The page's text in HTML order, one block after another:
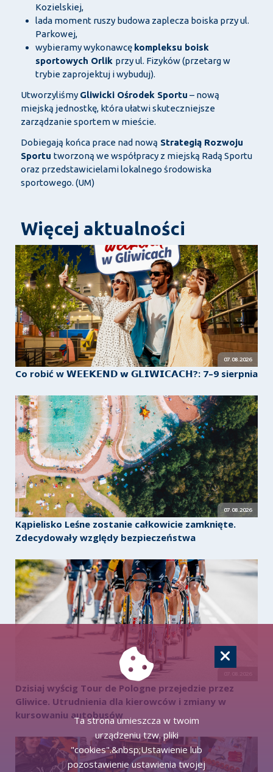
Kozielskiej,
lada moment ruszy budowa zaplecza boiska przy ul.
Parkowej,
wybieramy wykonawcę kompleksu boisk
sportowych Orlik przy ul. Fizyków (przetarg w
trybie zaprojektuj i wybuduj).
Utworzyliśmy Gliwicki Ośrodek Sportu – nową
miejską jednostkę, która ułatwi skuteczniejsze
zarządzanie sportem w mieście.
Dobiegają końca prace nad nową Strategią Rozwoju
Sportu tworzoną we współpracy z miejską Radą Sportu
oraz przedstawicielami lokalnego środowiska
sportowego. (UM)
Więcej aktualności
07.08.2026
Co robić w 𝗪𝗘𝗘𝗞𝗘𝗡𝗗 𝘄 𝗚𝗟𝗜𝗪𝗜𝗖𝗔𝗖𝗛?: 7–9 sierpnia
07.08.2026
Kąpielisko Leśne zostanie całkowicie zamknięte.
Zdecydowały względy bezpieczeństwa
Dzisiaj wyścig Tour de Pologne przejedzie przez
Gliwice. Utrudnienia dla kierowców i zmiany w
kursowaniu autobusówTa strona umieszcza w twoim
urządzeniu tzw. pliki
"cookies".&nbsp;Ustawienie lub
pozostawienie ustawienia twojej